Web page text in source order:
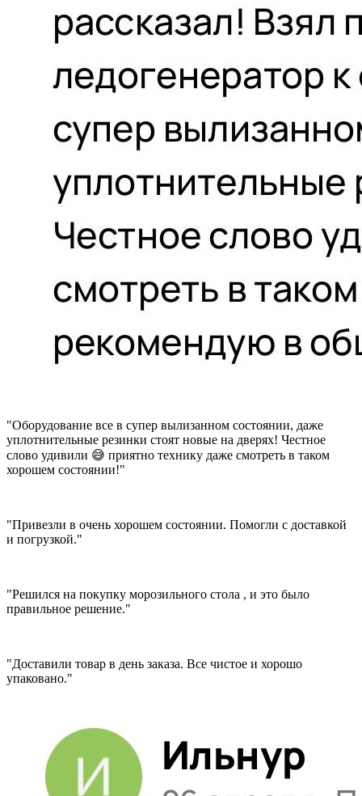
"Оборудование все в супер вылизанном состоянии, даже
уплотнительные резинки стоят новые на дверях! Честное
слово удивили 😅 приятно технику даже смотреть в таком
хорошем состоянии!"
"Привезли в очень хорошем состоянии. Помогли с доставкой
и погрузкой."
"Решился на покупку морозильного стола , и это было
правильное решение."
"Доставили товар в день заказа. Все чистое и хорошо
упаковано."